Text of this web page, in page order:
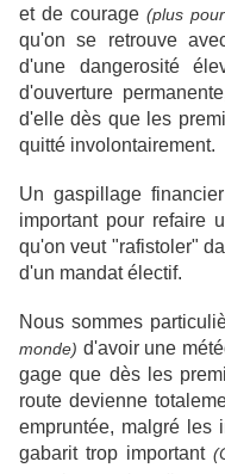
et de courage (plus
qu'on se retrouve
d'une dangerosité
d'ouverture
d'elle dès que les
quitté involontairement.
Un gaspillage
important pour refaire
qu'on veut "rafistoler"
d'un mandat électif.
Nous sommes
monde) d'avoir une
gage que dès les
route devienne
empruntée, malgré les
gabarit trop important